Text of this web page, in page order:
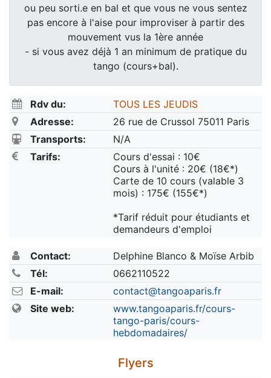
ou peu sorti.e en bal et que vous ne vous sentez
pas encore à l'aise pour improviser à partir des
mouvement vus la 1ère année
- si vous avez déjà 1 an minimum de pratique du
tango (cours+bal).
Rdv du:
TOUS LES JEUDIS
Adresse:
26 rue de Crussol 75011 Paris
Transports:
N/A
Tarifs:
Cours d'essai : 10€
Cours à l'unité : 20€ (18€*)
Carte de 10 cours (valable 3
mois) : 175€ (155€*)
*Tarif réduit pour étudiants et
demandeurs d'emploi
Contact:
Delphine Blanco & Moïse Arbib
Tél:
0662110522
E-mail:
contact@tangoaparis.fr
Site web:
www.tangoaparis.fr/cours-
tango-paris/cours-
hebdomadaires/
Flyers